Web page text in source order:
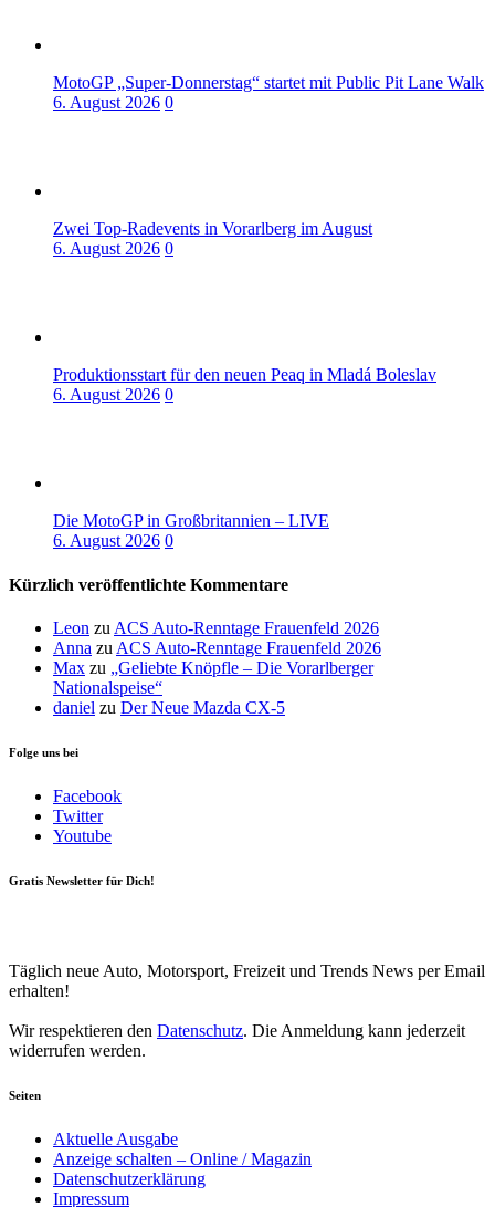
MotoGP „Super-Donnerstag“ startet mit Public Pit Lane Walk
6. August 2026 0
Zwei Top-Radevents in Vorarlberg im August
6. August 2026 0
Produktionsstart für den neuen Peaq in Mladá Boleslav
6. August 2026 0
Die MotoGP in Großbritannien – LIVE
6. August 2026 0
Kürzlich veröffentlichte Kommentare
Leon zu ACS Auto-Renntage Frauenfeld 2026
Anna zu ACS Auto-Renntage Frauenfeld 2026
Max zu „Geliebte Knöpfle – Die Vorarlberger
Nationalspeise“
daniel zu Der Neue Mazda CX-5
Folge uns bei
Facebook
Twitter
Youtube
Gratis Newsletter für Dich!
Täglich neue Auto, Motorsport, Freizeit und Trends News per Email
erhalten!
Wir respektieren den Datenschutz. Die Anmeldung kann jederzeit
widerrufen werden.
Seiten
Aktuelle Ausgabe
Anzeige schalten – Online / Magazin
Datenschutzerklärung
Impressum